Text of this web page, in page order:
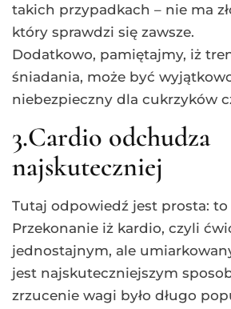
takich przypadkach – nie ma
który sprawdzi się zawsze.
Dodatkowo, pamiętajmy, iż
śniadania, może być
niebezpieczny dla cukrzyków
3.Cardio odchudza
najskuteczniej
Tutaj odpowiedź jest prosta:
Przekonanie iż kardio, czyli
jednostajnym, ale
jest najskuteczniejszym
zrzucenie wagi było długo